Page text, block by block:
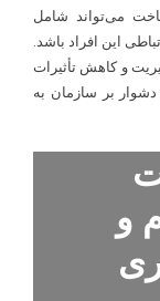
می‌تواند شامل
این افراد باشد.
و کاهش تأثیرات
دشوار بر سازمان به
و